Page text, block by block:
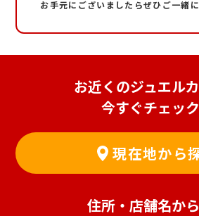
お手元にございましたらぜひご一緒
お近くのジュエル
今すぐチェック
現在地から
住所・店舗名か